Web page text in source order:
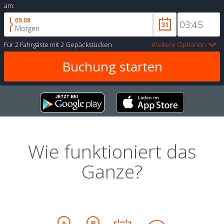
am:
09.08
Morgen
Für2 Fahrgäste mit2 Gepäckstücken Weitere Optionen
Wie funktioniert das
Ganze?